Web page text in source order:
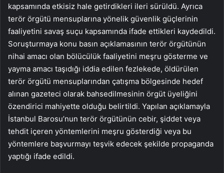
kapsamında etkisiz hale getirdikleri ileri sürüldü. Ayrıca
terör örgütü mensuplarına yönelik güvenlik güçlerinin
faaliyetini savaş suçu kapsamında ifade ettikleri kaydedildi.
Soruşturmaya konu basın açıklamasının terör örgütünün
nihai amacı olan bölücülük faaliyetini meşru gösterme ve
yayma amacı taşıdığı iddia edilen fezlekede, öldürülen
terör örgütü mensuplarından çatışma bölgesinde hedef
alınan gazeteci olarak bahsedilmesinin örgüt üyeliğini
özendirici mahiyette olduğu belirtildi. Yapılan açıklamayla
İstanbul Barosu’nun terör örgütünün cebir, şiddet veya
tehdit içeren yöntemlerini meşru gösterdiği veya bu
yöntemlere başvurmayı teşvik edecek şekilde propaganda
yaptığı ifade edildi.